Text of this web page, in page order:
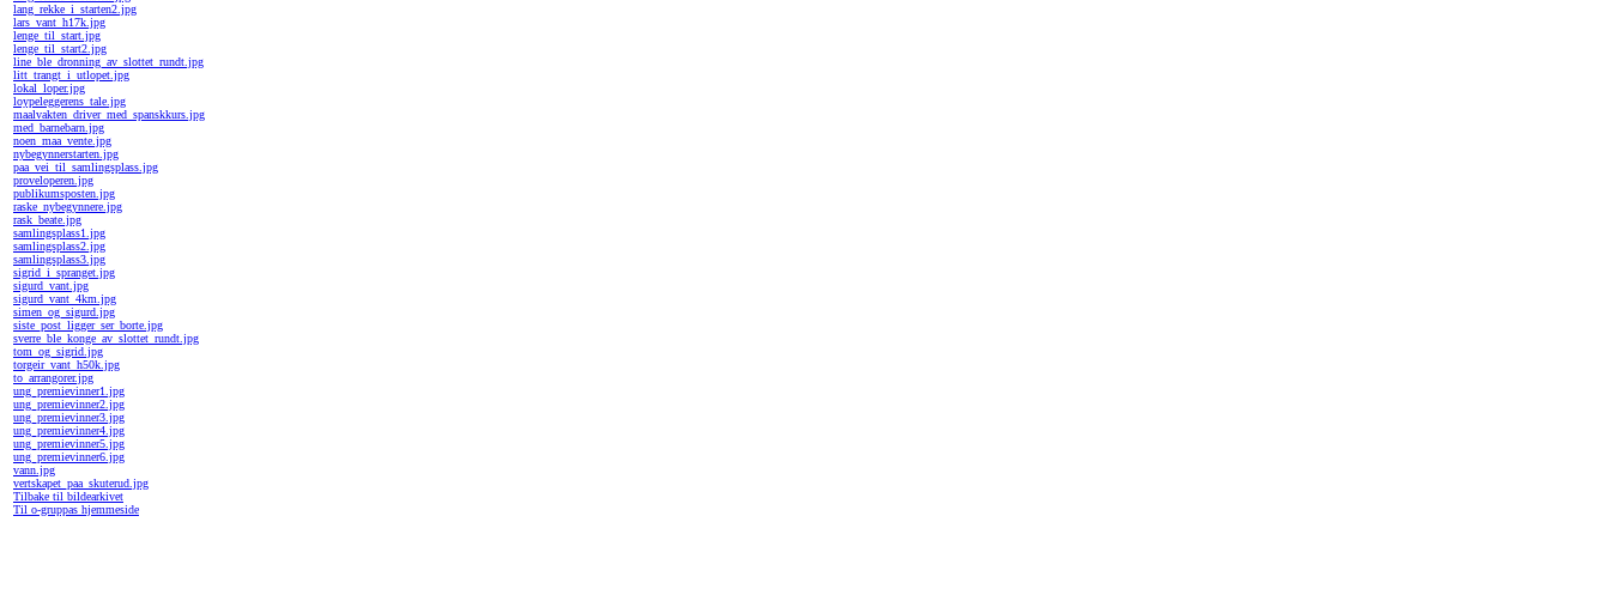
lang_rekke_i_starten2.jpg
lars_vant_h17k.jpg
lenge_til_start.jpg
lenge_til_start2.jpg
line_ble_dronning_av_slottet_rundt.jpg
litt_trangt_i_utlopet.jpg
lokal_loper.jpg
loypeleggerens_tale.jpg
maalvakten_driver_med_spanskkurs.jpg
med_barnebarn.jpg
noen_maa_vente.jpg
nybegynnerstarten.jpg
paa_vei_til_samlingsplass.jpg
proveloperen.jpg
publikumsposten.jpg
raske_nybegynnere.jpg
rask_beate.jpg
samlingsplass1.jpg
samlingsplass2.jpg
samlingsplass3.jpg
sigrid_i_spranget.jpg
sigurd_vant.jpg
sigurd_vant_4km.jpg
simen_og_sigurd.jpg
siste_post_ligger_ser_borte.jpg
sverre_ble_konge_av_slottet_rundt.jpg
tom_og_sigrid.jpg
torgeir_vant_h50k.jpg
to_arrangorer.jpg
ung_premievinner1.jpg
ung_premievinner2.jpg
ung_premievinner3.jpg
ung_premievinner4.jpg
ung_premievinner5.jpg
ung_premievinner6.jpg
vann.jpg
vertskapet_paa_skuterud.jpg
Tilbake til bildearkivet
Til o-gruppas hjemmeside